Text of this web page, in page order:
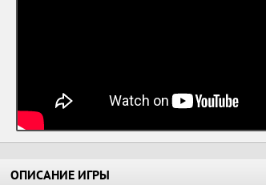
ОПИСАНИЕ ИГРЫ